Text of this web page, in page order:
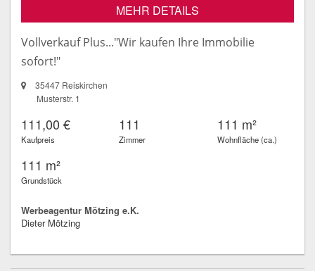
MEHR DETAILS
Vollverkauf Plus..."Wir kaufen Ihre Immobilie
sofort!"
35447 Reiskirchen
Musterstr. 1
111,00 €
Kaufpreis
111
Zimmer
111 m²
Wohnfläche (ca.)
111 m²
Grundstück
Werbeagentur Mötzing e.K.
Dieter Mötzing